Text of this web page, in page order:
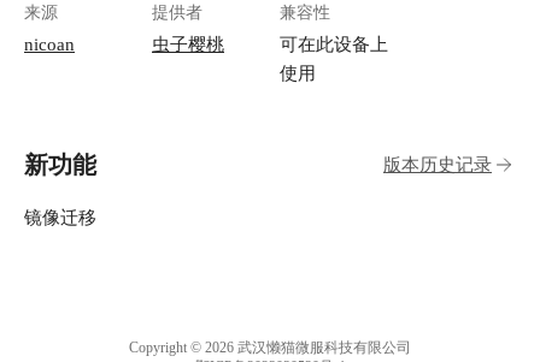
https://manateelazycat.github.io/feed.xml **科技
类：** - Hacker News: https://hnrss.org/frontpage -
**生活类：** - 少数派: https://sspai.com/feed - 阮
http://www.ruanyifeng.com/blog/atom.xml !
来源
nicoan
提供者
虫子樱桃
兼容性
可在此设备上
使用
新功能 版本历史记录
镜像迁移
Copyright © 2026 武汉懒猫微服科技有限公司